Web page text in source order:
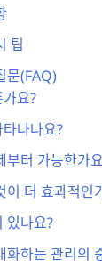
팁
문(FAQ)
요?
나나요?
부터 가능한가
이 더 효과적인
있나요?
화하는 관리의